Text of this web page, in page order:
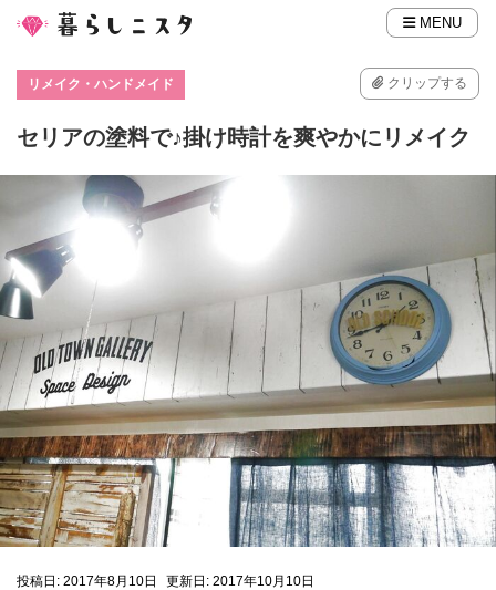
MENU
リメイク・ハンドメイド クリップする
セリアの塗料で♪掛け時計を爽やかにリメイク
投稿日: 2017年8月10日
更新日: 2017年10月10日